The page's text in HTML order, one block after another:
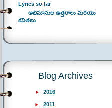
Lyrics so far
అభిమానుల ఉత్తరాలు మరియు
కవితలు
Blog Archives
2016
2011